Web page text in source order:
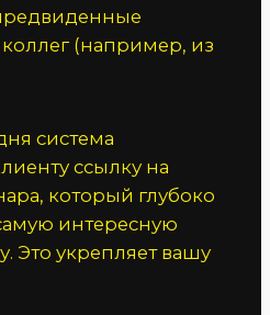
(например, из
система
ссылку на
который глубоко
интересную
Это укрепляет вашу